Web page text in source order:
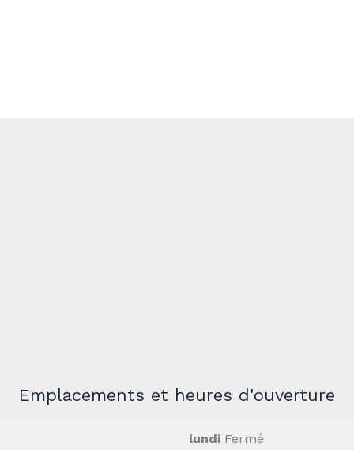
Emplacements et heures d'ouverture
lundi Fermé